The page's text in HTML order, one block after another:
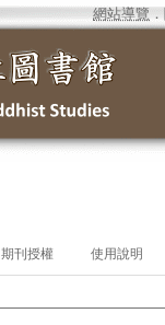
網站導覽 ．
期刊授權 使用說明